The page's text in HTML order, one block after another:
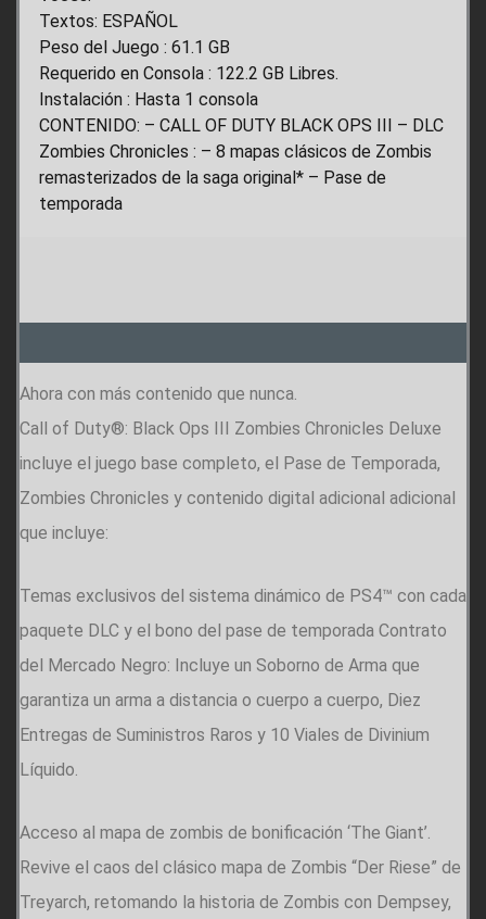
Textos: ESPAÑOL
Peso del Juego : 61.1 GB
Requerido en Consola : 122.2 GB Libres.
Instalación : Hasta 1 consola
CONTENIDO: – CALL OF DUTY BLACK OPS III – DLC
Zombies Chronicles : – 8 mapas clásicos de Zombis
remasterizados de la saga original* – Pase de
temporada
Ahora con más contenido que nunca.
Call of Duty®: Black Ops III Zombies Chronicles Deluxe
incluye el juego base completo, el Pase de Temporada,
Zombies Chronicles y contenido digital adicional adicional
que incluye:
Temas exclusivos del sistema dinámico de PS4™ con cada
paquete DLC y el bono del pase de temporada Contrato
del Mercado Negro: Incluye un Soborno de Arma que
garantiza un arma a distancia o cuerpo a cuerpo, Diez
Entregas de Suministros Raros y 10 Viales de Divinium
Líquido.
Acceso al mapa de zombis de bonificación ‘The Giant’.
Revive el caos del clásico mapa de Zombis “Der Riese” de
Treyarch, retomando la historia de Zombis con Dempsey,